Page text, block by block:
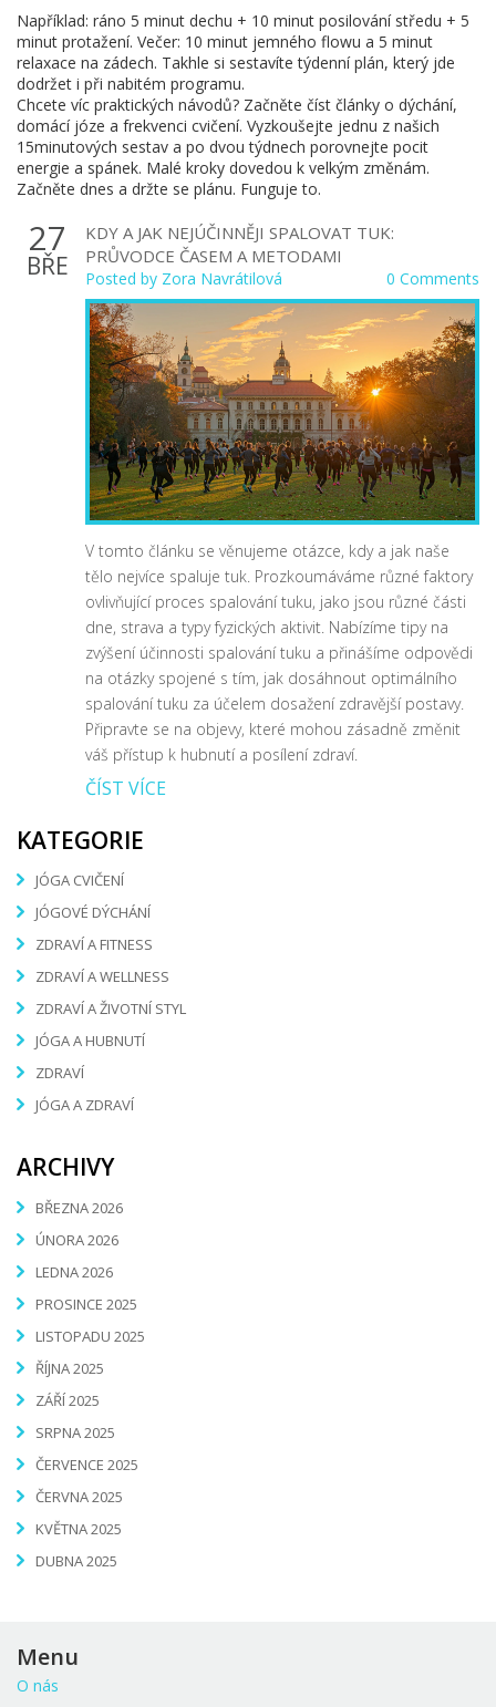
Například: ráno 5 minut dechu + 10 minut posilování středu + 5
minut protažení. Večer: 10 minut jemného flowu a 5 minut
relaxace na zádech. Takhle si sestavíte týdenní plán, který jde
dodržet i při nabitém programu.
Chcete víc praktických návodů? Začněte číst články o dýchání,
domácí józe a frekvenci cvičení. Vyzkoušejte jednu z našich
15minutových sestav a po dvou týdnech porovnejte pocit
energie a spánek. Malé kroky dovedou k velkým změnám.
Začněte dnes a držte se plánu. Funguje to.
27
BŘE
KDY A JAK NEJÚČINNĚJI SPALOVAT TUK:
PRŮVODCE ČASEM A METODAMI
Posted by Zora Navrátilová 0 Comments
V tomto článku se věnujeme otázce, kdy a jak naše
tělo nejvíce spaluje tuk. Prozkoumáváme různé faktory
ovlivňující proces spalování tuku, jako jsou různé části
dne, strava a typy fyzických aktivit. Nabízíme tipy na
zvýšení účinnosti spalování tuku a přinášíme odpovědi
na otázky spojené s tím, jak dosáhnout optimálního
spalování tuku za účelem dosažení zdravější postavy.
Připravte se na objevy, které mohou zásadně změnit
váš přístup k hubnutí a posílení zdraví.
ČÍST VÍCE
KATEGORIE
JÓGA CVIČENÍ
JÓGOVÉ DÝCHÁNÍ
ZDRAVÍ A FITNESS
ZDRAVÍ A WELLNESS
ZDRAVÍ A ŽIVOTNÍ STYL
JÓGA A HUBNUTÍ
ZDRAVÍ
JÓGA A ZDRAVÍ
ARCHIVY
BŘEZNA 2026
ÚNORA 2026
LEDNA 2026
PROSINCE 2025
LISTOPADU 2025
ŘÍJNA 2025
ZÁŘÍ 2025
SRPNA 2025
ČERVENCE 2025
ČERVNA 2025
KVĚTNA 2025
DUBNA 2025
Menu
O nás